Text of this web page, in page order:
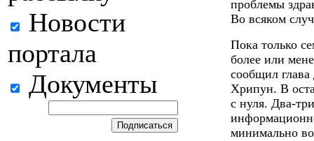
Новости
портала
Документы
проблемы
Во всяком
Пока только
более или
сообщил глава
Хрипун. В
с нуля. Два-
минимально